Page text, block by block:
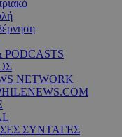
PODCASTS
NETWORK
ΣΥΝΤΑΓΕΣ